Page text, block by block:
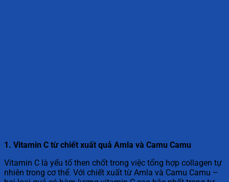
1. Vitamin C từ chiết xuất quả Amla và Camu Camu
Vitamin C là yếu tố then chốt trong việc tổng hợp collagen tự
nhiên trong cơ thể. Với chiết xuất từ Amla và Camu Camu –